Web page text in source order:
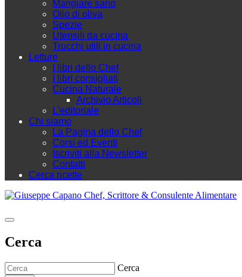
Mangiare sano
Olio di oliva
Spezie
Utensili da cucina
Trucchi utili in cucina
Letture
I libri dello Chef
I libri consigliati
Cucina Naturale
Archivio Articoli
L'editoriale
Chi siamo
La Pagina dello Chef
Corsi ed Eventi
Iscriviti alla Newsletter
Contatti
Cerca ricette
Cerca
Cerca